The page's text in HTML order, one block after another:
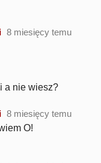
8 miesięcy temu
a nie wiesz?
8 miesięcy temu
O!